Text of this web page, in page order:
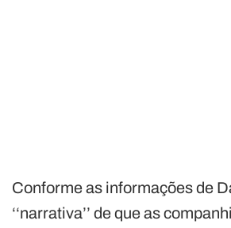
Conforme as informações de
‘‘narrativa’’ de que as